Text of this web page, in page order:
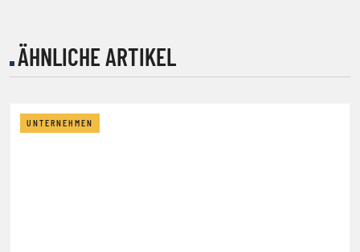
ÄHNLICHE ARTIKEL
UNTERNEHMEN